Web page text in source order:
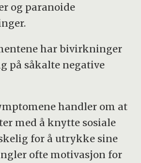
og paranoide
har bivirkninger
på såkalte negative
handler om at
med å knytte sosiale
for å utrykke sine
ofte motivasjon for